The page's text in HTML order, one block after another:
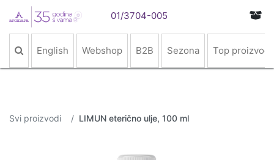
01/3704-005
English Webshop B2B Sezona Top proizvodi
Svi proizvodi LIMUN eterično ulje, 100 ml